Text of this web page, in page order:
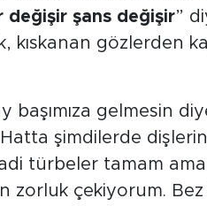
değişir şans değişir”
kıskanan gözlerden
başımıza gelmesin
şimdilerde
türbeler tamam ama
zorluk çekiyorum.